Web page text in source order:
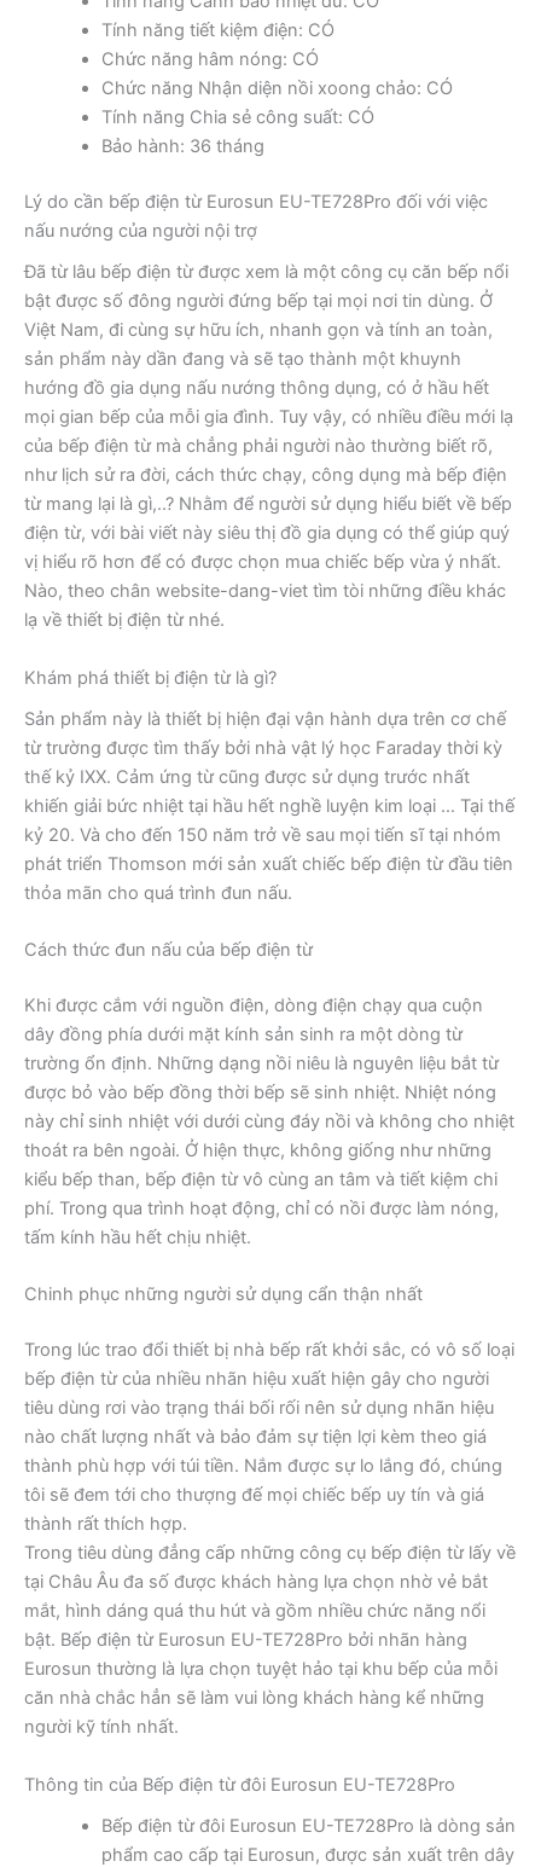
Tính năng tiết kiệm điện: CÓ
Chức năng hâm nóng: CÓ
Chức năng Nhận diện nồi xoong chảo: CÓ
Tính năng Chia sẻ công suất: CÓ
Bảo hành: 36 tháng
Lý do cần bếp điện từ Eurosun EU-TE728Pro đối với việc
nấu nướng của người nội trợ
Đã từ lâu bếp điện từ được xem là một công cụ căn bếp nổi
bật được số đông người đứng bếp tại mọi nơi tin dùng. Ở
Việt Nam, đi cùng sự hữu ích, nhanh gọn và tính an toàn,
sản phẩm này dần đang và sẽ tạo thành một khuynh
hướng đồ gia dụng nấu nướng thông dụng, có ở hầu hết
mọi gian bếp của mỗi gia đình. Tuy vậy, có nhiều điều mới lạ
của bếp điện từ mà chẳng phải người nào thường biết rõ,
như lịch sử ra đời, cách thức chạy, công dụng mà bếp điện
từ mang lại là gì,..? Nhằm để người sử dụng hiểu biết về bếp
điện từ, với bài viết này siêu thị đồ gia dụng có thể giúp quý
vị hiểu rõ hơn để có được chọn mua chiếc bếp vừa ý nhất.
Nào, theo chân website-dang-viet tìm tòi những điều khác
lạ về thiết bị điện từ nhé.
Khám phá thiết bị điện từ là gì?
Sản phẩm này là thiết bị hiện đại vận hành dựa trên cơ chế
từ trường được tìm thấy bởi nhà vật lý học Faraday thời kỳ
thế kỷ IXX. Cảm ứng từ cũng được sử dụng trước nhất
khiến giải bức nhiệt tại hầu hết nghề luyện kim loại … Tại thế
kỷ 20. Và cho đến 150 năm trở về sau mọi tiến sĩ tại nhóm
phát triển Thomson mới sản xuất chiếc bếp điện từ đầu tiên
thỏa mãn cho quá trình đun nấu.
Cách thức đun nấu của bếp điện từ
Khi được cắm với nguồn điện, dòng điện chạy qua cuộn
dây đồng phía dưới mặt kính sản sinh ra một dòng từ
trường ổn định. Những dạng nồi niêu là nguyên liệu bắt từ
được bỏ vào bếp đồng thời bếp sẽ sinh nhiệt. Nhiệt nóng
này chỉ sinh nhiệt với dưới cùng đáy nồi và không cho nhiệt
thoát ra bên ngoài. Ở hiện thực, không giống như những
kiểu bếp than, bếp điện từ vô cùng an tâm và tiết kiệm chi
phí. Trong qua trình hoạt động, chỉ có nồi được làm nóng,
tấm kính hầu hết chịu nhiệt.
Chinh phục những người sử dụng cẩn thận nhất
Trong lúc trao đổi thiết bị nhà bếp rất khởi sắc, có vô số loại
bếp điện từ của nhiều nhãn hiệu xuất hiện gây cho người
tiêu dùng rơi vào trạng thái bối rối nên sử dụng nhãn hiệu
nào chất lượng nhất và bảo đảm sự tiện lợi kèm theo giá
thành phù hợp với túi tiền. Nắm được sự lo lắng đó, chúng
tôi sẽ đem tới cho thượng đế mọi chiếc bếp uy tín và giá
thành rất thích hợp.
Trong tiêu dùng đẳng cấp những công cụ bếp điện từ lấy về
tại Châu Âu đa số được khách hàng lựa chọn nhờ vẻ bắt
mắt, hình dáng quá thu hút và gồm nhiều chức năng nổi
bật. Bếp điện từ Eurosun EU-TE728Pro bởi nhãn hàng
Eurosun thường là lựa chọn tuyệt hảo tại khu bếp của mỗi
căn nhà chắc hẳn sẽ làm vui lòng khách hàng kể những
người kỹ tính nhất.
Thông tin của Bếp điện từ đôi Eurosun EU-TE728Pro
Bếp điện từ đôi Eurosun EU-TE728Pro là dòng sản
phẩm cao cấp tại Eurosun, được sản xuất trên dây